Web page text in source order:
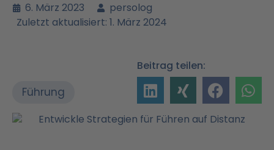
6. März 2023
persolog
Zuletzt aktualisiert: 1. März 2024
Führung
Beitrag teilen: